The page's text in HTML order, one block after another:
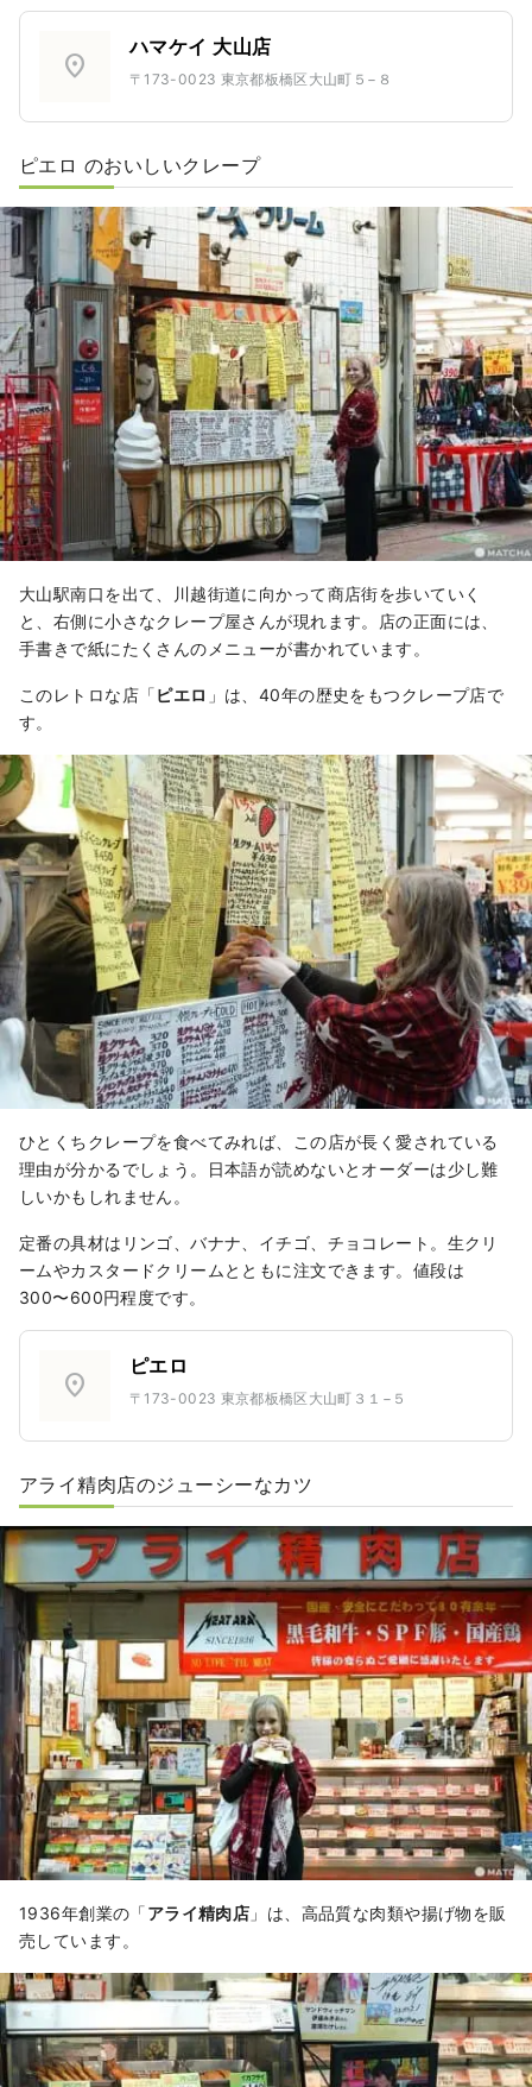
location_on
ハマケイ 大山店
〒173-0023 東京都板橋区大山町５−８
ピエロ のおいしいクレープ
大山駅南口を出て、川越街道に向かって商店街を歩いていく
と、右側に小さなクレープ屋さんが現れます。店の正面には、
手書きで紙にたくさんのメニューが書かれています。
このレトロな店「ピエロ 」は、40年の歴史をもつクレープ店で
す。
ひとくちクレープを食べてみれば、この店が長く愛されている
理由が分かるでしょう。日本語が読めないとオーダーは少し難
しいかもしれません。
定番の具材はリンゴ、バナナ、イチゴ、チョコレート。生クリ
ームやカスタードクリームとともに注文できます。値段は
300〜600円程度です。
location_on
ピエロ
〒173-0023 東京都板橋区大山町３１−５
アライ精肉店のジューシーなカツ
1936年創業の「アライ精肉店 」は、高品質な肉類や揚げ物を販
売しています。